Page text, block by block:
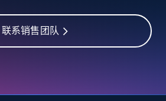
联系销售团队